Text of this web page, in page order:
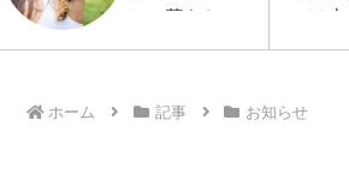
との暮らしで
生ずるデメリ
ミは
己家
ホーム 記事 お知らせ